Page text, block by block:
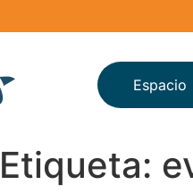
Espacio
Etiqueta: